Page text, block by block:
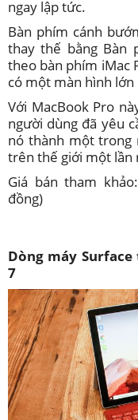
ngay lập tức.
Bàn phím cánh
thay thế bằng Bàn
theo bàn phím iMac
có một màn hình lớn
Với MacBook Pro
người dùng đã yêu
nó thành một trong
trên thế giới một lần
Giá bán tham
đồng)
Dòng máy
7